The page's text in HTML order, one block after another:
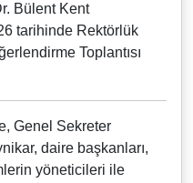
Bülent Kent
tarihinde Rektörlük
Toplantısı
Genel Sekreter
daire başkanları,
yöneticileri ile